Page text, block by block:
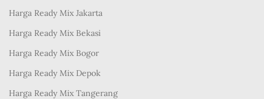
Harga Ready Mix Jakarta
Harga Ready Mix Bekasi
Harga Ready Mix Bogor
Harga Ready Mix Depok
Harga Ready Mix Tangerang